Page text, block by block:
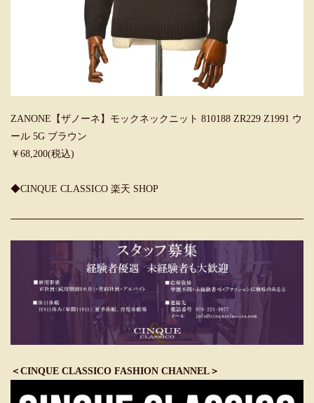
ZANONE【ザノーネ】モックネックニット 810188 ZR229 Z1991 ウ
ール 5G ブラウン
￥68,200(税込)
◆CINQUE CLASSICO 楽天 SHOP
＜CINQUE CLASSICO FASHION CHANNEL＞